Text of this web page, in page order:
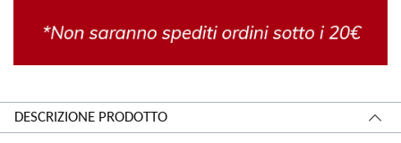
DESCRIZIONE PRODOTTO